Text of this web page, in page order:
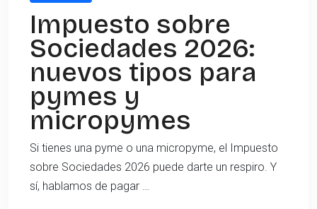
Impuesto sobre
Sociedades 2026:
nuevos tipos para
pymes y
micropymes
Si tienes una pyme o una micropyme, el Impuesto
sobre Sociedades 2026 puede darte un respiro. Y
sí, hablamos de pagar …